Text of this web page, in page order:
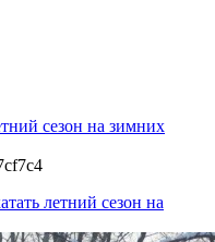
сезон на зимних
летний сезон на